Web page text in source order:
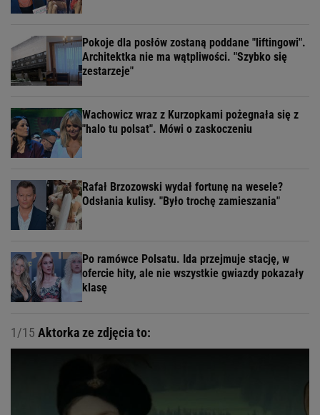
Pokoje dla posłów zostaną poddane "liftingowi".
Architektka nie ma wątpliwości. "Szybko się
zestarzeje"
Wachowicz wraz z Kurzopkami pożegnała się z
"halo tu polsat". Mówi o zaskoczeniu
Rafał Brzozowski wydał fortunę na wesele?
Odsłania kulisy. "Było trochę zamieszania"
Po ramówce Polsatu. Ida przejmuje stację, w
ofercie hity, ale nie wszystkie gwiazdy pokazały
klasę
1/15 Aktorka ze zdjęcia to: